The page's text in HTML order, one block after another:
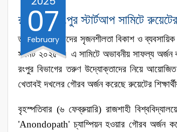
07
February
রাজশাহী-রংপুর স্টার্টআপ সামিটে
তরুণ উদ্যোক্তাদের সৃজনশীলতা বিকাশ ও ব্যবসায়িক
সামিট ২০২৫"। এ সামিটে অভাবনীয় সাফল্য অর্জন
রংপুর বিভাগের তরুণ উদ্যোক্তাদের নিয়ে
খেতাবই দখলের গৌরব অর্জন করেছে রুয়েটের
বৃহস্পতিবার (৬ ফেব্রুয়ারি) রাজশাহী
'Anondopath' চ্যাম্পিয়ন হওয়ার গৌরব